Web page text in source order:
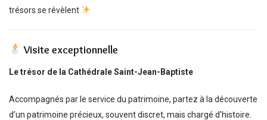
trésors se révèlent
Visite exceptionnelle
Le trésor de la Cathédrale Saint-Jean-Baptiste
Accompagnés par le service du patrimoine, partez à la découverte
d’un patrimoine précieux, souvent discret, mais chargé d’histoire.